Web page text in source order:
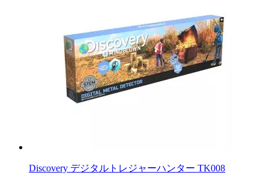
Discovery デジタルトレジャーハンター TK008